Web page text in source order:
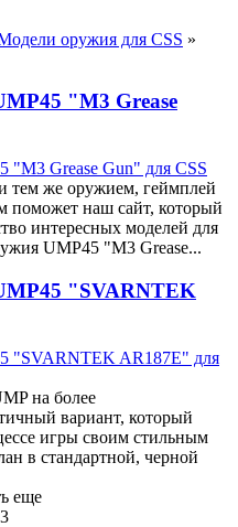
оружия для CSS »
"M3 Grease
тем же оружием, геймплей
поможет наш сайт, который
интересных моделей для
UMP45 "M3 Grease...
"SVARNTEK
на более
вариант, который
игры своим стильным
в стандартной, черной
еще
3